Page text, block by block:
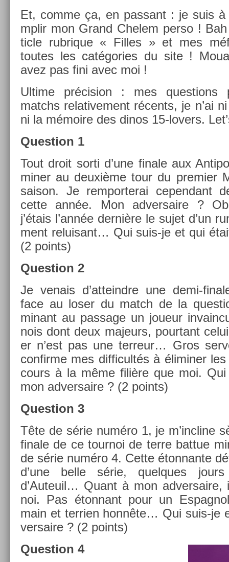
Et, comme ça, en pas­sant : je suis
mplir mon Grand Chelem perso !
ticle rub­rique « Fil­les » et mes
toutes les cat­égo­ries du site !
avez pas fini avec moi !
Ul­time précis­ion : mes ques­tions
matchs re­lative­ment récents, je n’ai
ni la mémoire des dinos 15-lovers.
Ques­tion 1
Tout droit sorti d’une fin­ale aux
min­er au deuxième tour du pre­mi­er
saison. Je re­mpor­terai cepen­dant
cette année. Mon ad­versaire ?
j’étais l’année dernière le sujet d’un
ment re­luisant… Qui suis-je et qui
(2 points)
Ques­tion 2
Je venais d’at­teindre une demi-
face au loser du match de la
minant au pas­sage un joueur
nois dont deux majeurs, pour­tant
er n’est pas une ter­reur… Gros
con­fir­me mes dif­ficultés à éli­min­er
cours à la même filière que moi.
mon ad­versaire ? (2 points)
Ques­tion 3
Tête de série numéro 1, je m’incline
finale de ce tour­noi de terre bat­tue
de série numéro 4. Cette éton­nante
d’une belle série, quel­ques
d’Auteuil… Quant à mon
noi. Pas éton­nant pour un
main et ter­ri­en honnête… Qui suis-je
versaire ? (2 points)
Ques­tion 4